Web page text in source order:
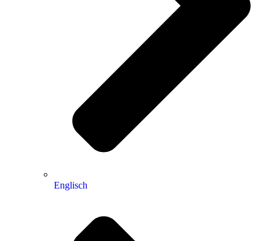
Englisch